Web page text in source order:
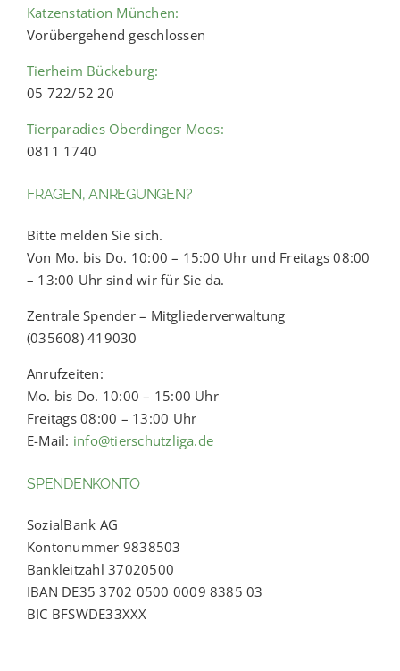
Katzenstation München:
Vorübergehend geschlossen
Tierheim Bückeburg:
05 722/52 20
Tierparadies Oberdinger Moos:
0811 1740
FRAGEN, ANREGUNGEN?
Bitte melden Sie sich.
Von Mo. bis Do. 10:00 – 15:00 Uhr und Freitags 08:00
– 13:00 Uhr sind wir für Sie da.
Zentrale Spender – Mitgliederverwaltung
(035608) 419030
Anrufzeiten:
Mo. bis Do. 10:00 – 15:00 Uhr
Freitags 08:00 – 13:00 Uhr
E-Mail: info@tierschutzliga.de
SPENDENKONTO
SozialBank AG
Kontonummer 9838503
Bankleitzahl 37020500
IBAN DE35 3702 0500 0009 8385 03
BIC BFSWDE33XXX